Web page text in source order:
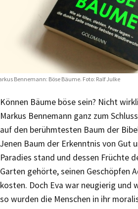
Bennemann: Böse Bäume. Foto: Ralf Julke
Können Bäume böse sein? Nicht
Markus Bennemann ganz zum
auf den berühmtesten Baum der
Jenen Baum der Erkenntnis von Gut
Paradies stand und dessen Früchte
Garten gehörte, seinen Geschöpfen
kosten. Doch Eva war neugierig und
so wurden die Menschen in ihr